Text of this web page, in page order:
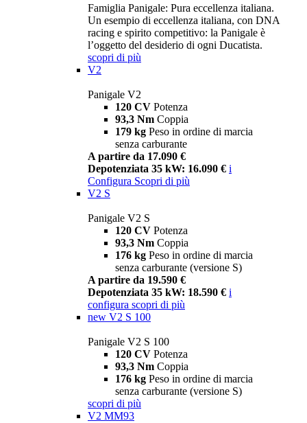
Famiglia Panigale: Pura eccellenza italiana.
Un esempio di eccellenza italiana, con DNA
racing e spirito competitivo: la Panigale è
l’oggetto del desiderio di ogni Ducatista.
scopri di più
V2
Panigale V2
120 CV Potenza
93,3 Nm Coppia
179 kg Peso in ordine di marcia
senza carburante
A partire da 17.090 €
Depotenziata 35 kW: 16.090 € i
Configura Scopri di più
V2 S
Panigale V2 S
120 CV Potenza
93,3 Nm Coppia
176 kg Peso in ordine di marcia
senza carburante (versione S)
A partire da 19.590 €
Depotenziata 35 kW: 18.590 € i
configura scopri di più
new V2 S 100
Panigale V2 S 100
120 CV Potenza
93,3 Nm Coppia
176 kg Peso in ordine di marcia
senza carburante (versione S)
scopri di più
V2 MM93